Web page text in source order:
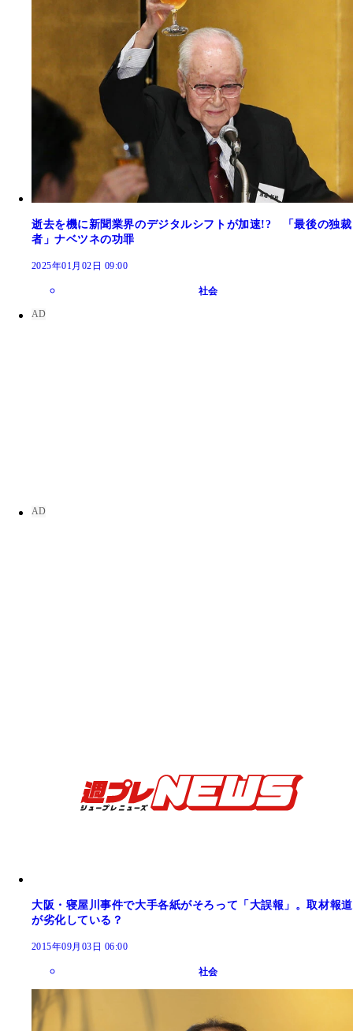
逝去を機に新聞業界のデジタルシフトが加速!? 「最後の独裁
者」ナベツネの功罪
2025年01月02日 09:00
社会
大阪・寝屋川事件で大手各紙がそろって「大誤報」。取材報道
が劣化している？
2015年09月03日 06:00
社会